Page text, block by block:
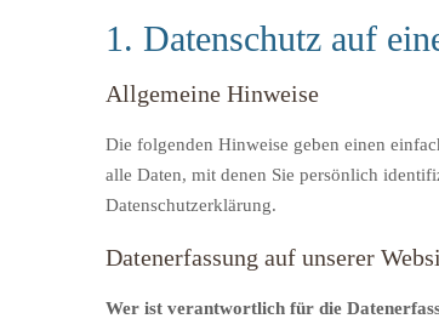
1. Datenschutz auf
Allgemeine Hinweise
Die folgenden Hinweise geben einen
alle Daten, mit denen Sie persönlich
Datenschutzerklärung.
Datenerfassung auf unserer
Wer ist verantwortlich für die